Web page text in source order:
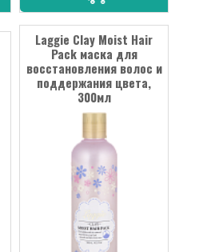
Laggie Clay Moist Hair
Pack маска для
восстановления волос и
поддержания цвета,
300мл